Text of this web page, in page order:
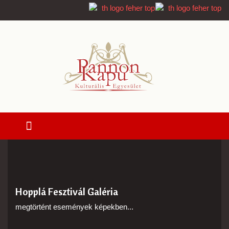
Hopplá Fesztivál Galéria
megtörtént események képekben...